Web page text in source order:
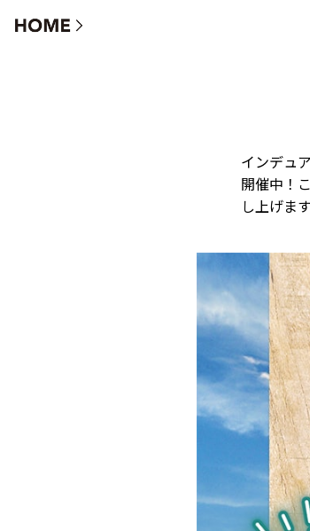
リフォーム&リノベーション キャンペ
インデュ
開催中！
し上げま